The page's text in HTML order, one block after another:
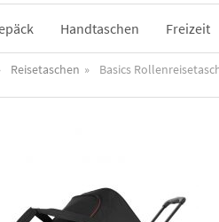
Handtaschen Freizeit
Reisetaschen Basics